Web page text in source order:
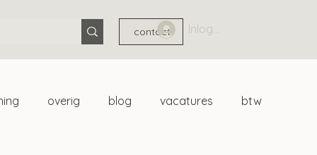
contact Inloggen
overig blog vacatures btw